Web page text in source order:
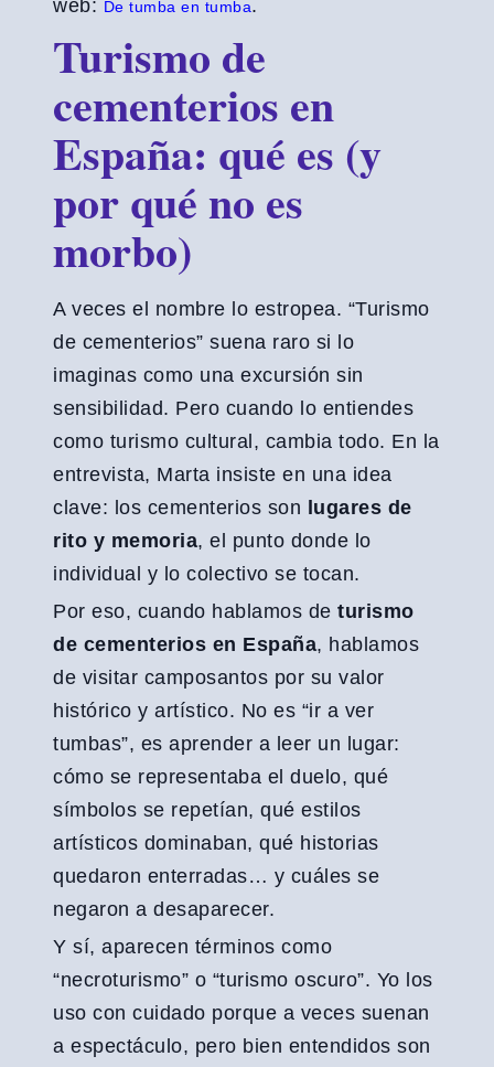
web: De tumba en tumba.
Turismo de
cementerios en
España: qué es (y
por qué no es
morbo)
A veces el nombre lo estropea. “Turismo
de cementerios” suena raro si lo
imaginas como una excursión sin
sensibilidad. Pero cuando lo entiendes
como turismo cultural, cambia todo. En la
entrevista, Marta insiste en una idea
clave: los cementerios son
lugares de
rito y memoria, el punto donde lo
individual y lo colectivo se tocan.
Por eso, cuando hablamos de turismo
de cementerios en España, hablamos
de visitar camposantos por su valor
histórico y artístico. No es “ir a ver
tumbas”, es aprender a leer un lugar:
cómo se representaba el duelo, qué
símbolos se repetían, qué estilos
artísticos dominaban, qué historias
quedaron enterradas… y cuáles se
negaron a desaparecer.
Y sí, aparecen términos como
“necroturismo” o “turismo oscuro”. Yo los
uso con cuidado porque a veces suenan
a espectáculo, pero bien entendidos son